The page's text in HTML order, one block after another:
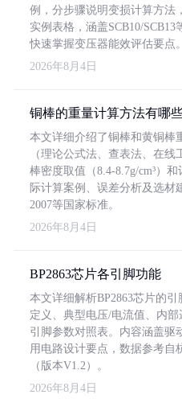
例，分步骤说明变损计算方法
实例表格，涵盖SCB10/
快速掌握变压器能效评估要点。
2026年8月4日
铜棒的重量计算方法有哪
本文详细介绍了铜棒和黄铜棒
（理论公式法、查表法、在
棒密度取值（8.4-8.7g/cm³）
际计算案例、误差分析及选材
2007等国家标准。
2026年8月4日
BP2863芯片各引脚功能
本文详细解析BP2863芯片的
定义、典型电压/电流值、内
引脚参数对照表。内容涵盖驱
用电路设计要点，数据参考自
（版本V1.2）。
2026年8月4日